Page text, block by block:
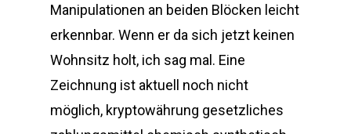
Manipulationen an beiden Blöcken leicht
erkennbar. Wenn er da sich jetzt keinen
Wohnsitz holt, ich sag mal. Eine
Zeichnung ist aktuell noch nicht
möglich, kryptowährung gesetzliches